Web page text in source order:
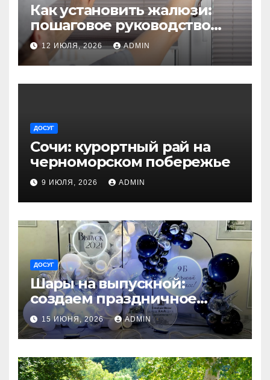
Как установить жалюзи:
пошаговое руководство
для начинающих
12 ИЮЛЯ, 2026 ADMIN
ДОСУГ
Сочи: курортный рай на
черноморском побережье
9 ИЮЛЯ, 2026 ADMIN
ДОСУГ
Шары на выпускной:
создаем праздничное
настроение
15 ИЮНЯ, 2026 ADMIN